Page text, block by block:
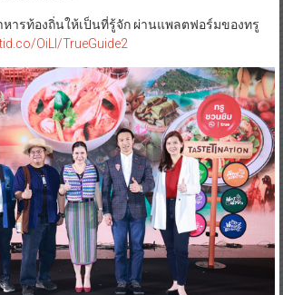
ารท้องถิ่นให้เป็นที่รู้จัก ผ่านแพลตฟอร์มของทรู
OiLl/TrueGuide2